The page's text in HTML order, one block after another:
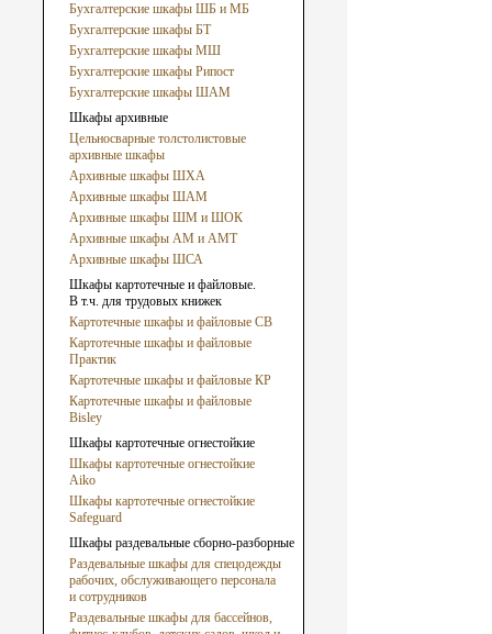
Бухгалтерские шкафы ШБ и МБ
Бухгалтерские шкафы БТ
Бухгалтерские шкафы МШ
Бухгалтерские шкафы Рипост
Бухгалтерские шкафы ШАМ
Шкафы архивные
Цельносварные толстолистовые
архивные шкафы
Архивные шкафы ШХА
Архивные шкафы ШАМ
Архивные шкафы ШМ и ШОК
Архивные шкафы АМ и АМТ
Архивные шкафы ШСА
Шкафы картотечные и файловые.
В т.ч. для трудовых книжек
Картотечные шкафы и файловые СВ
Картотечные шкафы и файловые
Практик
Картотечные шкафы и файловые КР
Картотечные шкафы и файловые
Bisley
Шкафы картотечные огнестойкие
Шкафы картотечные огнестойкие
Aiko
Шкафы картотечные огнестойкие
Safeguard
Шкафы раздевальные сборно-разборные
Раздевальные шкафы для спецодежды
рабочих, обслуживающего персонала
и сотрудников
Раздевальные шкафы для бассейнов,